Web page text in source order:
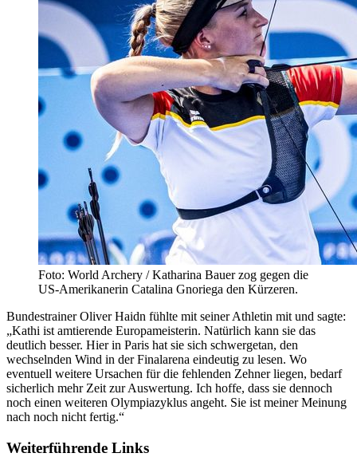
Foto: World Archery / Katharina Bauer zog gegen die
US-Amerikanerin Catalina Gnoriega den Kürzeren.
Bundestrainer Oliver Haidn fühlte mit seiner Athletin mit und sagte:
„Kathi ist amtierende Europameisterin. Natürlich kann sie das
deutlich besser. Hier in Paris hat sie sich schwergetan, den
wechselnden Wind in der Finalarena eindeutig zu lesen. Wo
eventuell weitere Ursachen für die fehlenden Zehner liegen, bedarf
sicherlich mehr Zeit zur Auswertung. Ich hoffe, dass sie dennoch
noch einen weiteren Olympiazyklus angeht. Sie ist meiner Meinung
nach noch nicht fertig.“
Weiterführende Links